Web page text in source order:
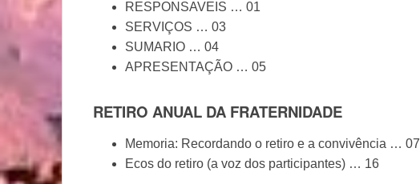
RESPONSAVEIS … 01
SERVIÇOS … 03
SUMARIO … 04
APRESENTAÇÃO … 05
RETIRO ANUAL DA FRATERNIDADE
Memoria: Recordando o retiro e a convivência … 07
Ecos do retiro (a voz dos participantes) … 16